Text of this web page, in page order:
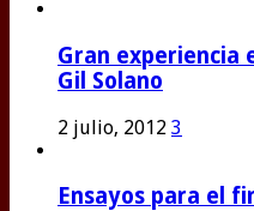
Gran experiencia
Gil Solano
2 julio, 2012 3
Ensayos para el